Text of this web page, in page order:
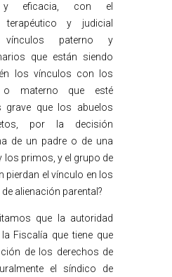
y eficacia, con el
terapéutico y judicial
vínculos paterno y
que están siendo
los vínculos con los
o materno que esté
grave que los abuelos
por la decisión
de un padre o de una
los primos, y el grupo de
pierdan el vínculo en los
alienación parental?
que la autoridad
Fiscalía que tiene que
de los derechos de
el síndico de